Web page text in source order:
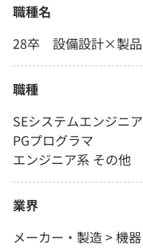
職種名
28卒 設備設計×製品
職種
SEシステムエンジニア
PGプログラマ
エンジニア系 その他
業界
メーカー・製造 > 機